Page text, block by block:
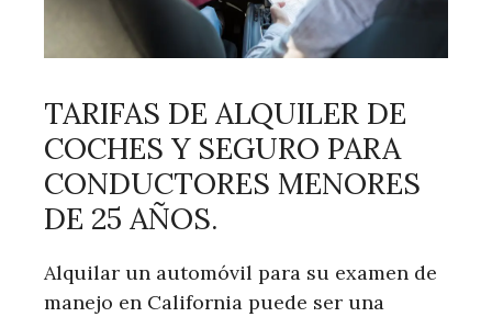
TARIFAS DE ALQUILER DE
COCHES Y SEGURO PARA
CONDUCTORES MENORES
DE 25 AÑOS.
Alquilar un automóvil para su examen de
manejo en California puede ser una